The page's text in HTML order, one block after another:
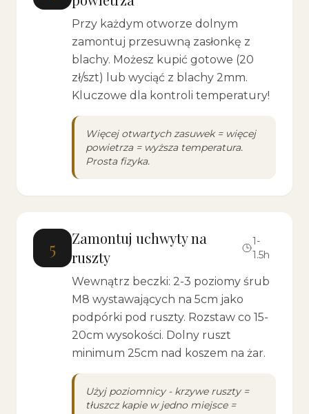
Przy każdym otworze dolnym
zamontuj przesuwną zasłonkę z
blachy. Możesz kupić gotowe (20
zł/szt) lub wyciąć z blachy 2mm.
Kluczowe dla kontroli temperatury!
Więcej otwartych zasuwek = więcej
powietrza = wyższa temperatura.
Prosta fizyka.
5
Zamontuj uchwyty na
ruszty
1-
1.5h
Wewnątrz beczki: 2-3 poziomy śrub
M8 wystawających na 5cm jako
podpórki pod ruszty. Rozstaw co 15-
20cm wysokości. Dolny ruszt
minimum 25cm nad koszem na żar.
Użyj poziomnicy - krzywe ruszty =
tłuszcz kapie w jedno miejsce =